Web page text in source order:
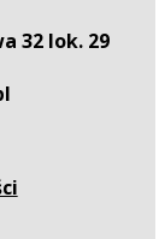
32 lok. 29